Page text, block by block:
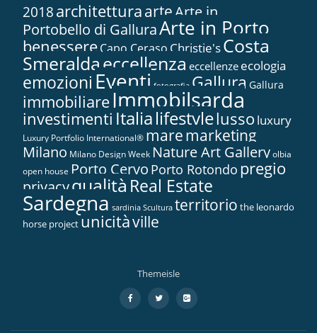
2018architetturaarteArte in...
Portobello di GalluraArte in Porto
benessereCapo Ceraso Christie'sCosta
Smeraldaeccellenza eccellenze ecologia
emozioni Eventi fotografia Gallura Gallura
immobiliareImmobilsarda
investimenti Italialifestylelusso luxury
Luxury Portfolio International® maremarketing
Milano Milano Design Week Nature Art Galleryolbia
open house Porto Cervo Porto Rotondo pregio
privacyqualità Real Estate
Sardegna sardinia Scultura territorio the leonardo
horse project unicitàville
Themeisle
secondario
fa-
facebook
fa-
twitter
fa-
google-